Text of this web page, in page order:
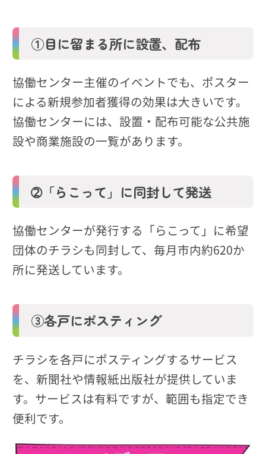
①目に留まる所に設置、配布
協働センター主催のイベントでも、ポスター
による新規参加者獲得の効果は大きいです。
協働センターには、設置・配布可能な公共施
設や商業施設の一覧があります。
➁「らこって」に同封して発送
協働センターが発行する「らこって」に希望
団体のチラシも同封して、毎月市内約620か
所に発送しています。
③各戸にポスティング
チラシを各戸にポスティングするサービス
を、新聞社や情報紙出版社が提供していま
す。サービスは有料ですが、範囲も指定でき
便利です。